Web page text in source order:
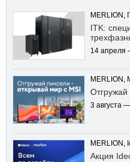
MERLION,
ITK:
14 апреля
MERLION,
Отгружай
3 августа
MERLION,
Акция